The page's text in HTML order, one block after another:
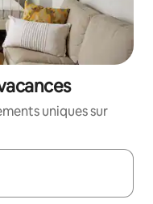
uniques sur
les flèches vers le